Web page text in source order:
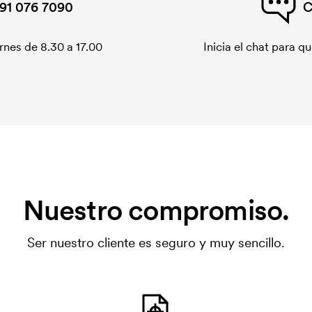
076 7090
de 8.30 a 17.00 Inicia el chat para
Nuestro compromiso.
Ser nuestro cliente es seguro y muy sencillo.